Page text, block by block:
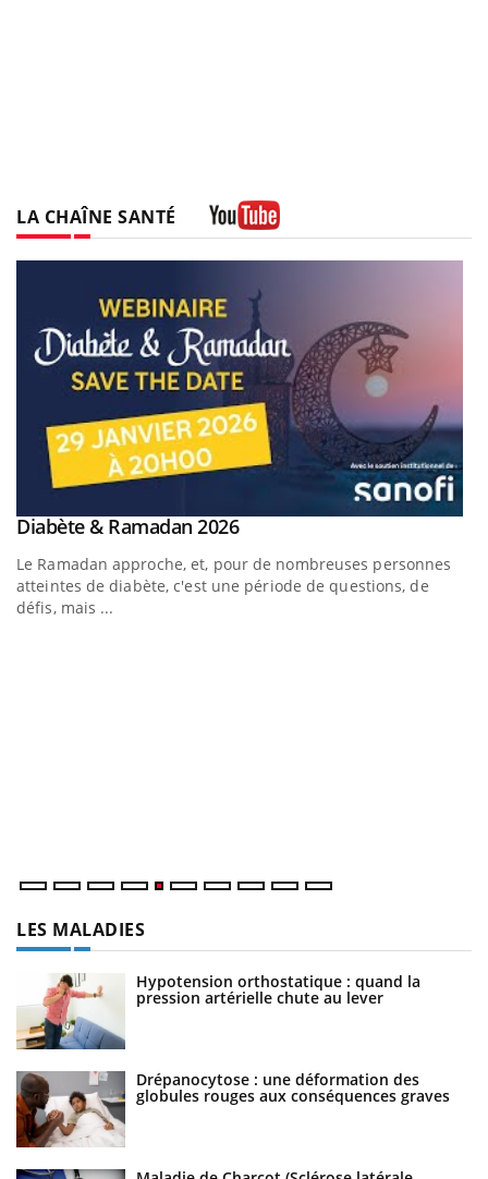
LA CHAÎNE SANTÉ
Youtube
Diabète & Ramadan 2026Youtube
Le Ramadan approche, et, pour de nombreuses personnes
atteintes de diabète, c'est une période de questions, de
défis, mais ...
LES MALADIES
Hypotension orthostatique : quand la
pression artérielle chute au lever
Drépanocytose : une déformation des
globules rouges aux conséquences graves